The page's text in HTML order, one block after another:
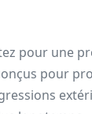
pour une
pour